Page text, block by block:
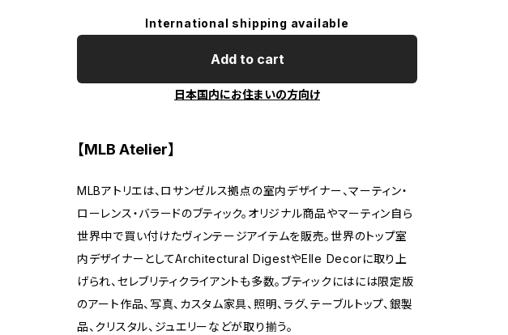
International shipping available
Add to cart
日本国内にお住まいの方向け
【MLB Atelier】
MLBアトリエは、ロサンゼルス拠点の室内デザイナー、マーティン・
ローレンス・バラードのブティック。オリジナル商品やマーティン自ら
世界中で買い付けたヴィンテージアイテムを販売。世界のトップ室
内デザイナーとしてArchitectural DigestやElle Decorに取り上
げられ、セレブリティクライアントも多数。ブティックにはには限定版
のアート作品、写真、カスタム家具、照明、ラグ、テーブルトップ、銀製
品、クリスタル、ジュエリーなどが取り揃う。